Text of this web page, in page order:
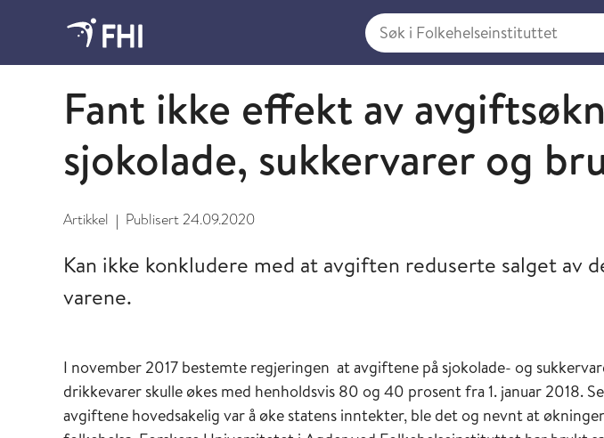
Søk i Folkehelseinstituttet
Senter for evaluering av folkehelsetiltak
Fant ikke effekt av
sjokolade, sukkervarer og
Artikkel | Publisert24.09.2020
Kan ikke konkludere med at avgiften reduserte salget av
varene.
I november 2017 bestemte regjeringen at avgiftene på sjokolade- og
drikkevarer skulle økes med henholdsvis 80 og 40 prosent fra 1. januar 2018.
avgiftene hovedsakelig var å øke statens inntekter, ble det og nevnt at